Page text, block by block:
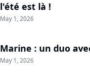
l'été est là !
May 1, 2026
Marine : un duo
May 1, 2026